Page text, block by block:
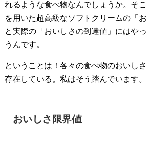
れるような食べ物なんでしょうか。そ
を用いた超高級なソフトクリームの「
と実際の「おいしさの到達値」にはや
うんです。
ということは！各々の食べ物のおいし
存在している。私はそう踏んでいます。
おいしさ限界値